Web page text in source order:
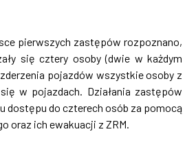
pierwszych zastępów rozpoznano,
się cztery osoby (dwie w każdym
pojazdów wszystkie osoby z
w pojazdach. Działania zastępów
dostępu do czterech osób za pomocą
oraz ich ewakuacji z ZRM.